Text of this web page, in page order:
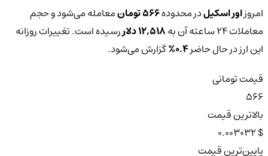
امروزاور اسکیلدر محدوده566 تومان
معامله می‌شود و حجم
معاملات ۲۴ ساعته آن به
12,518 دلار
رسیده است. تغییرات روزانه
این ارز در حال حاضر0.4% گزارش می‌شود.
قیمت تومانی
566
بالاترین قیمت
$ 0.003032
پایین‌ترین قیمت